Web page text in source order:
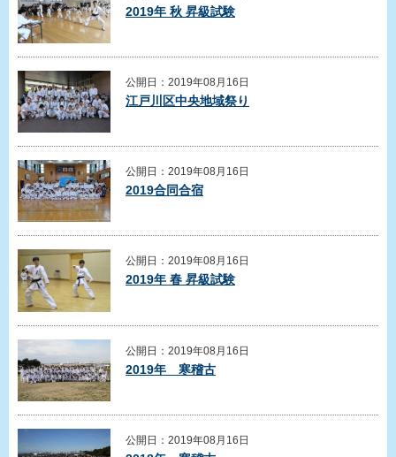
2019年 秋 昇級試験
公開日：2019年08月16日
江戸川区中央地域祭り
公開日：2019年08月16日
2019合同合宿
公開日：2019年08月16日
2019年 春 昇級試験
公開日：2019年08月16日
2019年 寒稽古
公開日：2019年08月16日